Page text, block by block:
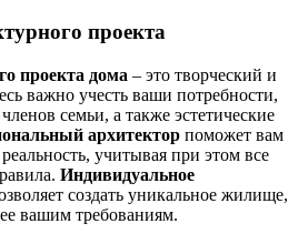
проекта
проекта дома – это творческий и
важно учесть ваши потребности,
семьи, а также эстетические
архитектор поможет вам
учитывая при этом все
Индивидуальное
создать уникальное жилище,
вашим требованиям.